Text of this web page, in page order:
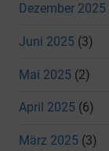
Dezember 2025
Juni 2025 (3)
Mai 2025 (2)
April 2025 (6)
März 2025 (3)